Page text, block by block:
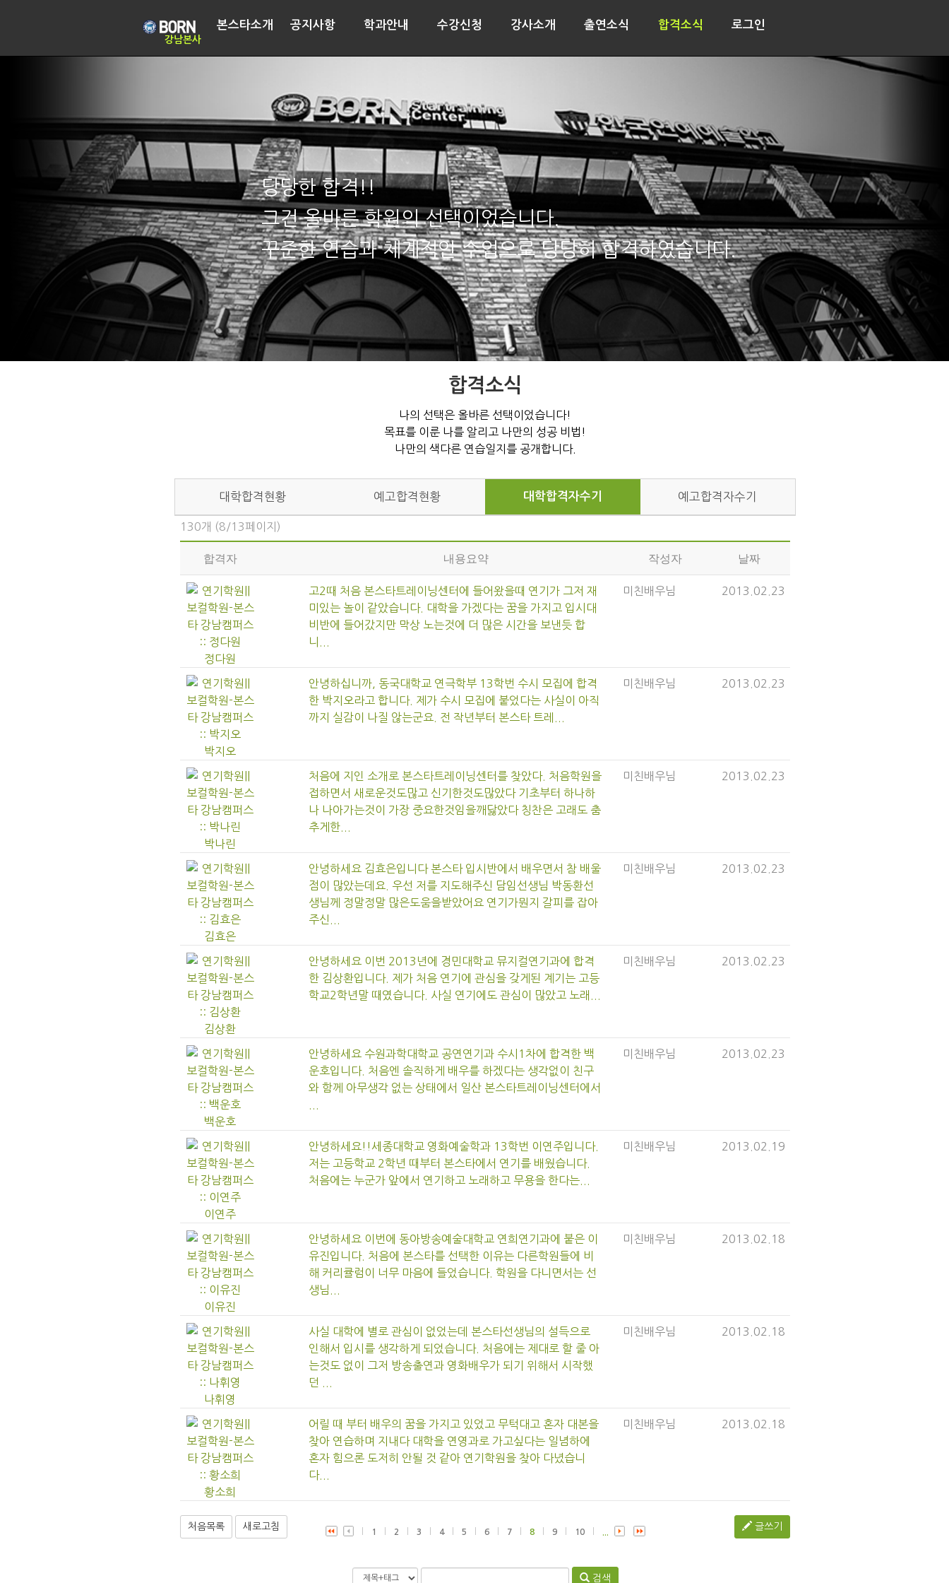
강남본사
본스타소개 공지사항 학과안내 수강신청 강사소개 출연소식 합격소식 로그인
당당한 합격!!
그건 올바른 학원의 선택이었습니다.
꾸준한 연습과 체계적인 수업으로 당당히 합격하였습니다.
합격소식
나의 선택은 올바른 선택이었습니다!
목표를 이룬 나를 알리고 나만의 성공 비법!
나만의 색다른 연습일지를 공개합니다.
대학합격현황 예고합격현황 대학합격자수기 예고합격자수기
130개 (8/13페이지)
합격자 내용요약 작성자 날짜
정다원
고2때 처음 본스타트레이닝센터에 들어왔을때 연기가 그저 재
미있는 놀이 같았습니다. 대학을 가겠다는 꿈을 가지고 입시대
비반에 들어갔지만 막상 노는것에 더 많은 시간을 보낸듯 합
니...
미친배우님 2013.02.23
박지오
안녕하십니까, 동국대학교 연극학부 13학번 수시 모집에 합격
한 박지오라고 합니다. 제가 수시 모집에 붙었다는 사실이 아직
까지 실감이 나질 않는군요. 전 작년부터 본스타 트레...
미친배우님 2013.02.23
박나린
처음에 지인 소개로 본스타트레이닝센터를 찾았다. 처음학원을
접하면서 새로운것도많고 신기한것도많았다 기초부터 하나하
나 나아가는것이 가장 중요한것임을깨닳았다 칭찬은 고래도 춤
추게한...
미친배우님 2013.02.23
김효은
안녕하세요 김효은입니다 본스타 입시반에서 배우면서 참 배울
점이 많았는데요. 우선 저를 지도해주신 담임선생님 박동환선
생님께 정말정말 많은도움을받았어요 연기가뭔지 갈피를 잡아
주신...
미친배우님 2013.02.23
김상환
안녕하세요 이번 2013년에 경민대학교 뮤지컬연기과에 합격
한 김상환입니다. 제가 처음 연기에 관심을 갖게된 계기는 고등
학교2학년말 때였습니다. 사실 연기에도 관심이 많았고 노래...
미친배우님 2013.02.23
백운호
안녕하세요 수원과학대학교 공연연기과 수시1차에 합격한 백
운호입니다. 처음엔 솔직하게 배우를 하겠다는 생각없이 친구
와 함께 아무생각 없는 상태에서 일산 본스타트레이닝센터에서
미친배우님 2013.02.23
이연주
안녕하세요!!세종대학교 영화예술학과 13학번 이연주입니다.
저는 고등학교 2학년 때부터 본스타에서 연기를 배웠습니다.
처음에는 누군가 앞에서 연기하고 노래하고 무용을 한다는...
미친배우님 2013.02.19
이유진
안녕하세요 이번에 동아방송예술대학교 연희연기과에 붙은 이
유진입니다. 처음에 본스타를 선택한 이유는 다른학원들에 비
해 커리큘럼이 너무 마음에 들었습니다. 학원을 다니면서는 선
생님...
미친배우님 2013.02.18
나휘영
사실 대학에 별로 관심이 없었는데 본스타선생님의 설득으로
인해서 입시를 생각하게 되었습니다. 처음에는 제대로 할 줄 아
는것도 없이 그저 방송출연과 영화배우가 되기 위해서 시작했
던 ...
미친배우님 2013.02.18
황소희
어릴 때 부터 배우의 꿈을 가지고 있었고 무턱대고 혼자 대본을
찾아 연습하며 지내다 대학을 연영과로 가고싶다는 일념하에
혼자 힘으론 도저히 안될 것 같아 연기학원을 찾아 다녔습니
다...
미친배우님 2013.02.18
처음목록 새로고침 글쓰기
1 2 3 4 5 6 7 8 9 10
검색